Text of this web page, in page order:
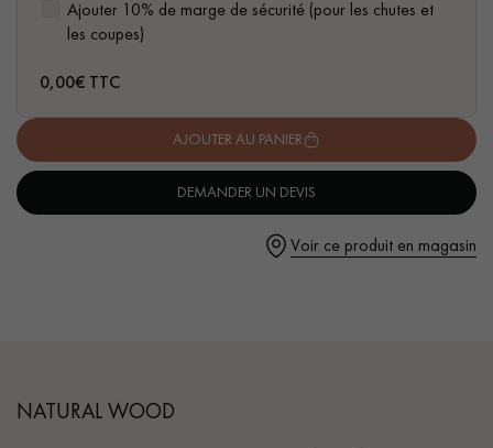
Un expert Décoplus Parquets vous appelle
Demandez un rendez-vous personnalisé
Ajouter 10% de marge de sécurité (pour les chutes et
les coupes)
0,00€ TTC
AJOUTER AU PANIER
DEMANDER UN DEVIS
Voir ce produit en magasin
NATURAL WOOD